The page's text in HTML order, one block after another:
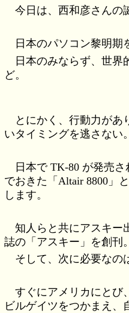
今日は、西和彦さんの
日本のパソコン黎明期
日本のみならず、世界
ど。
とにかく、行動力があ
いタイミングを逃さない。
日本で TK-80 が発売
でおきた「Altair 8800」
します。
知人らと共にアスキー
誌の「アスキー」を創刊。
そして、次に必要なの
すぐにアメリカにとび
ビルゲイツをつかまえ、